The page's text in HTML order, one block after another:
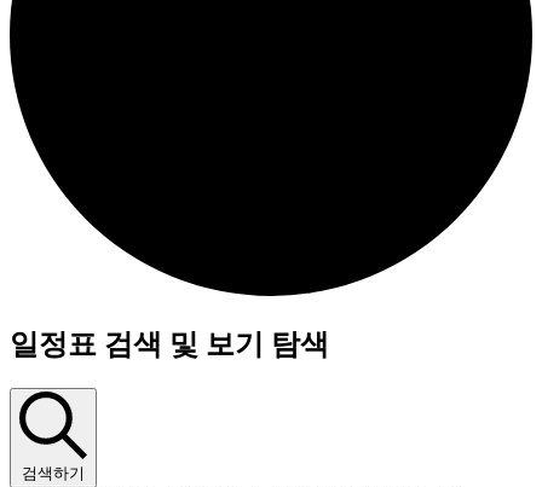
일정표 검색 및 보기 탐색
검색하기